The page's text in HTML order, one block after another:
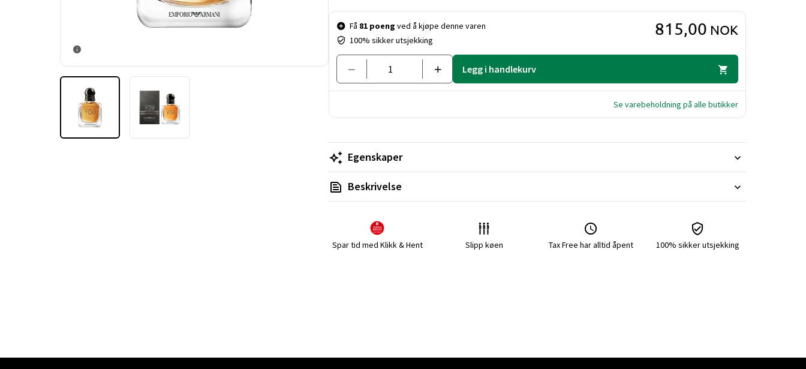
Pris og mengde
Få 81 poeng ved å kjøpe denne varen
100% sikker utsjekking
815,00 NOK
Legg i handlekurv
Se varebeholdning på alle butikker
Egenskaper
Beskrivelse
Spar tid med Klikk & Hent Slipp køen Tax Free har alltid åpent 100% sikker utsjekking